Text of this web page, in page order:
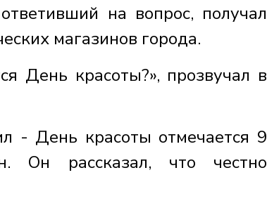
на вопрос, получал
магазинов города.
День красоты?», прозвучал в
- День красоты отмечается 9
рассказал, что честно